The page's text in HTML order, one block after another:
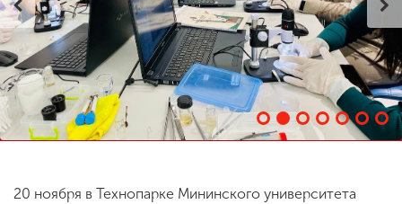
ENG SPN CHI
20 ноября в Технопарке Мининского университета